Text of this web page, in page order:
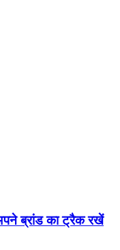
ब्रांड का ट्रैक रखें